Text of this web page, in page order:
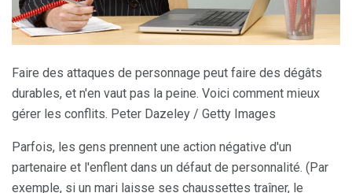
Faire des attaques de personnage peut faire des dégâts
durables, et n'en vaut pas la peine. Voici comment mieux
gérer les conflits. Peter Dazeley / Getty Images
Parfois, les gens prennent une action négative d'un
partenaire et l'enflent dans un défaut de personnalité. (Par
exemple, si un mari laisse ses chaussettes traîner, le